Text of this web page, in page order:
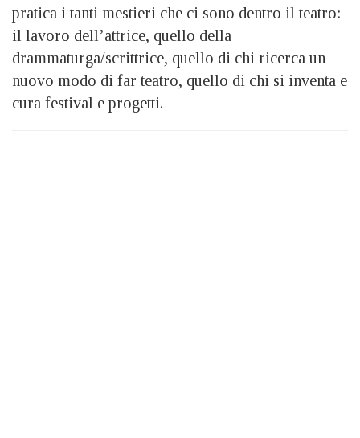
pratica i tanti mestieri che ci sono dentro il teatro:
il lavoro dell’attrice, quello della
drammaturga/scrittrice, quello di chi ricerca un
nuovo modo di far teatro, quello di chi si inventa e
cura festival e progetti.